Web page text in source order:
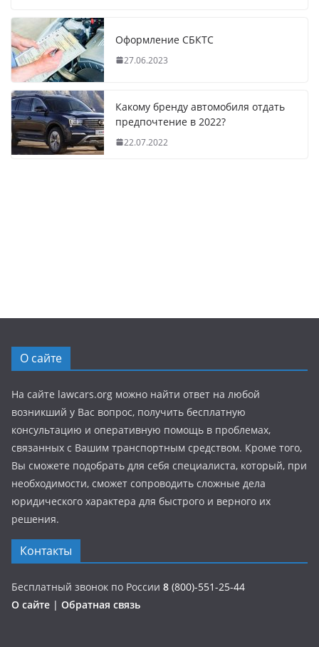
Оформление СБКТС
27.06.2023
Какому бренду автомобиля отдать
предпочтение в 2022?
22.07.2022
О сайте
На сайте lawcars.org можно найти ответ на любой
возникший у Вас вопрос, получить бесплатную
консультацию и оперативную помощь в проблемах,
связанных с Вашим транспортным средством. Кроме того,
Вы сможете подобрать для себя специалиста, который, при
необходимости, сможет сопроводить сложные дела
юридического характера для быстрого и верного их
решения.
Контакты
Бесплатный звонок по России 8 (800)-551-25-44
О сайте | Обратная связь